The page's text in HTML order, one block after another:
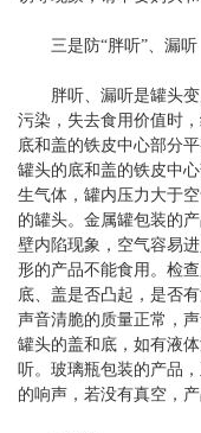
三是防“胖听”、漏听
胖听、漏听是罐头
污染，失去食用价值时
底和盖的铁皮中心部分
罐头的底和盖的铁皮中
生气体，罐内压力大于
的罐头。金属罐包装的
壁内陷现象，空气容易
形的产品不能食用。检
底、盖是否凸起，是否
声音清脆的质量正常，
罐头的盖和底，如有液
听。玻璃瓶包装的产品
的响声，若没有真空，